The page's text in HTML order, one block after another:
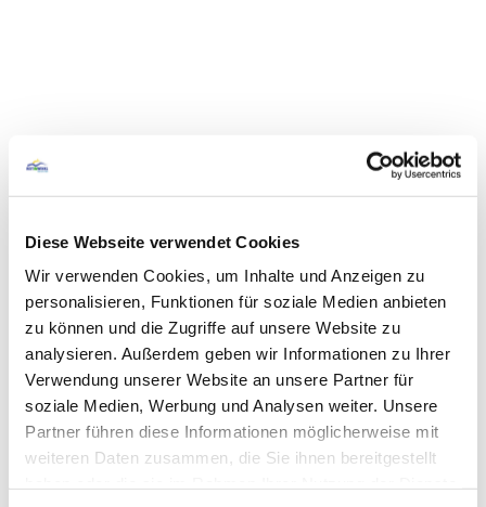
Diese Webseite verwendet Cookies
Wir verwenden Cookies, um Inhalte und Anzeigen zu
personalisieren, Funktionen für soziale Medien anbieten
zu können und die Zugriffe auf unsere Website zu
analysieren. Außerdem geben wir Informationen zu Ihrer
Verwendung unserer Website an unsere Partner für
soziale Medien, Werbung und Analysen weiter. Unsere
Partner führen diese Informationen möglicherweise mit
weiteren Daten zusammen, die Sie ihnen bereitgestellt